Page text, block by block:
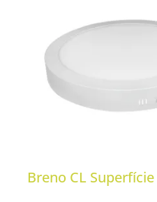
Breno CL Superfície